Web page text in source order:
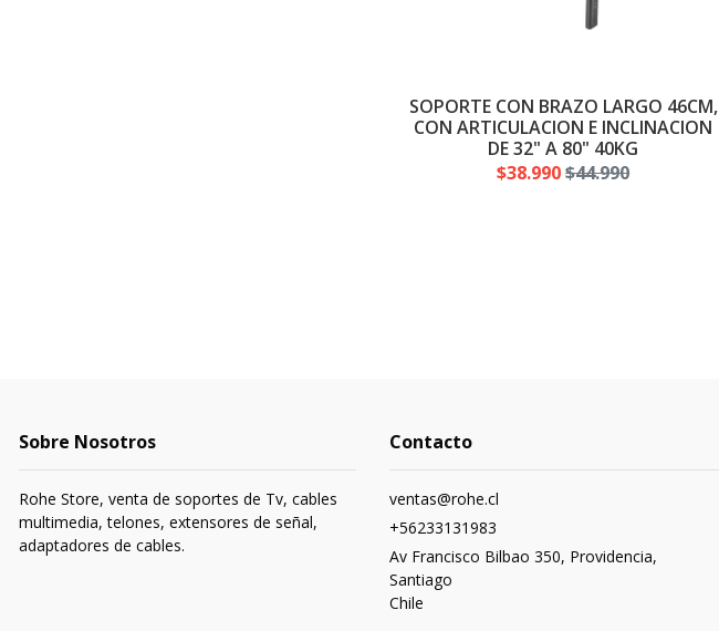
SOPORTE CON BRAZO LARGO 46CM,
CON ARTICULACION E INCLINACION
DE 32" A 80" 40KG
$38.990$44.990
Sobre Nosotros
Rohe Store, venta de soportes de Tv, cables
multimedia, telones, extensores de señal,
adaptadores de cables.
Contacto
ventas@rohe.cl
+56233131983
Av Francisco Bilbao 350, Providencia,
Santiago
Chile